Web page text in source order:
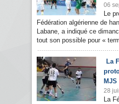
06
Le
Fédération algérienne de
Labane, a indiqué ce
tout son possible pour «
La
28
La